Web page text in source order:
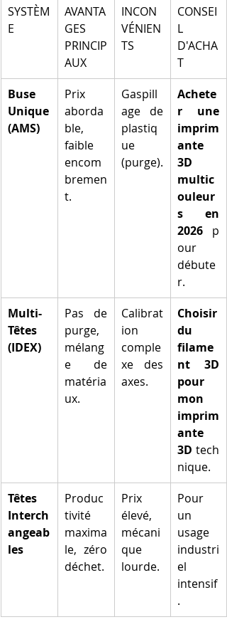
SYSTÈM
E
AVANTA
GES
PRINCIP
AUX
INCON
VÉNIEN
TS
CONSEI
L
D'ACHA
T
Buse
Unique
(AMS)
Prix
aborda
ble,
faible
encom
bremen
t.
Gaspill
age de
plastiq
ue
(purge).
Achete
r une
imprim
ante
3D
multic
ouleur
s en
2026 p
our
débute
r.
Multi-
Têtes
(IDEX)
Pas de
purge,
mélang
e de
matéria
ux.
Calibrat
ion
comple
xe des
axes.
Choisir
du
filame
nt 3D
pour
mon
imprim
ante
3D tech
nique.
Têtes
Interch
angeab
les
Produc
tivité
maxima
le, zéro
déchet.
Prix
élevé,
mécani
que
lourde.
Pour
un
usage
industri
el
intensif
.